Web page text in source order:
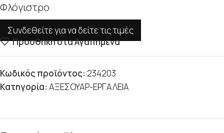
Φλόγιστρο
Συνδεθείτε για να δείτε τις τιμές
Προσθήκη στα Αγαπημένα
Κωδικός προϊόντος: 234203
Κατηγορία: ΑΞΕΣΟΥΑΡ-ΕΡΓΑΛΕΙΑ